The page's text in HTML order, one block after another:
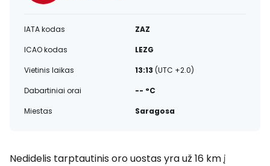
IATA kodas
ZAZ
ICAO kodas
LEZG
Vietinis laikas
13:13 (UTC +2.0)
Dabartiniai orai
-- °C
Miestas
Saragosa
Nedidelis tarptautinis oro uostas yra už 16 km į